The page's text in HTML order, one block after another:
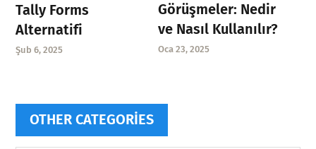
Tally Forms
Alternatifi
Şub 6, 2025
Görüşmeler: Nedir
ve Nasıl Kullanılır?
Oca 23, 2025
OTHER CATEGORIES